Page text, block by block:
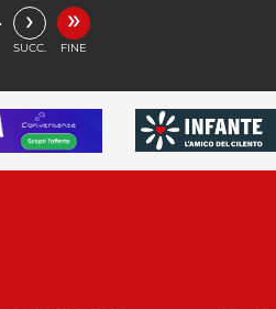
›
SUCC.
»
FINE